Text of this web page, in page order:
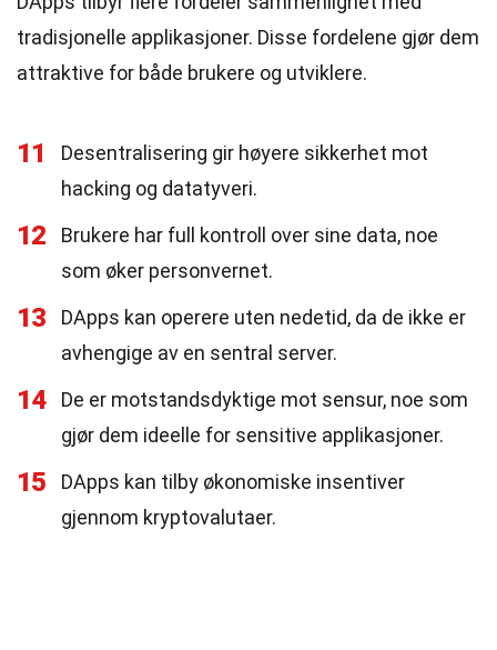
tradisjonelle applikasjoner. Disse fordelene gjør dem
attraktive for både brukere og utviklere.
11
Desentralisering gir høyere sikkerhet mot
hacking og datatyveri.
12
Brukere har full kontroll over sine data, noe
som øker personvernet.
13
DApps kan operere uten nedetid, da de ikke er
avhengige av en sentral server.
14
De er motstandsdyktige mot sensur, noe som
gjør dem ideelle for sensitive applikasjoner.
15
DApps kan tilby økonomiske insentiver
gjennom kryptovalutaer.